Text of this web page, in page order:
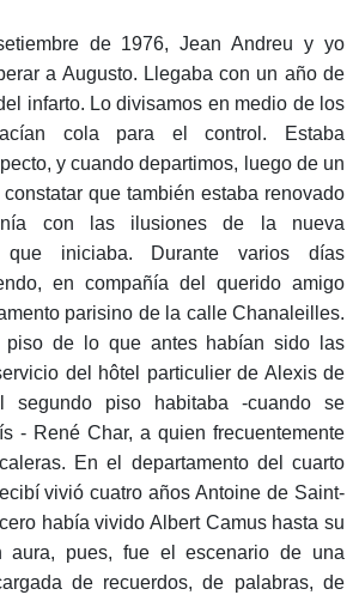
de 1976, Jean Andreu y yo
a Augusto. Llegaba con un año de
infarto. Lo divisamos en medio de los
cola para el control. Estaba
y cuando departimos, luego de un
constatar que también estaba renovado
con las ilusiones de la nueva
que iniciaba. Durante varios días
en compañía del querido amigo
parisino de la calle Chanaleilles.
de lo que antes habían sido las
del hôtel particulier de Alexis de
segundo piso habitaba -cuando se
- René Char, a quien frecuentemente
En el departamento del cuarto
vivió cuatro años Antoine de Saint-
había vivido Albert Camus hasta su
aura, pues, fue el escenario de una
de recuerdos, de palabras, de